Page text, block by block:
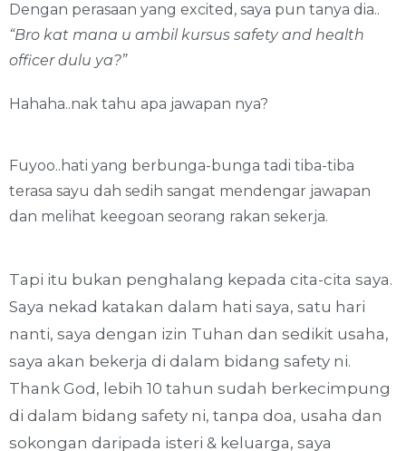
Dengan perasaan yang excited, saya pun tanya dia..
“Bro kat mana u ambil kursus safety and health
officer dulu ya?”
Hahaha..nak tahu apa jawapan nya?
Fuyoo..hati yang berbunga-bunga tadi tiba-tiba
terasa sayu dah sedih sangat mendengar jawapan
dan melihat keegoan seorang rakan sekerja.
Tapi itu bukan penghalang kepada cita-cita saya.
Saya nekad katakan dalam hati saya, satu hari
nanti, saya dengan izin Tuhan dan sedikit usaha,
saya akan bekerja di dalam bidang safety ni.
Thank God, lebih 10 tahun sudah berkecimpung
di dalam bidang safety ni, tanpa doa, usaha dan
sokongan daripada isteri & keluarga, saya